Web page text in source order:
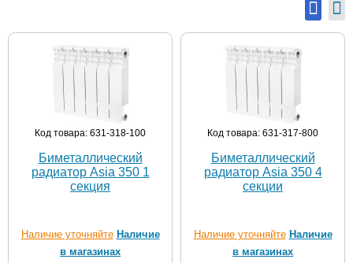
Код товара: 631-318-100
Биметаллический
радиатор Asia 350 1
секция
Наличие уточняйте Наличие
в магазинах
Код товара: 631-317-800
Биметаллический
радиатор Asia 350 4
секции
Наличие уточняйте Наличие
в магазинах